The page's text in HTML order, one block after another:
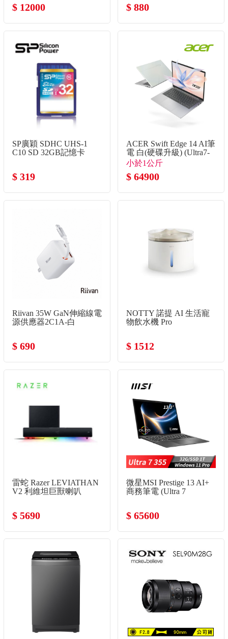
$ 12000
背板
$ 880
SP廣穎 SDHC UHS-1
C10 SD 32GB記憶卡
$ 319
ACER Swift Edge 14 AI筆
電 白(硬碟升級) (Ultra7-
355/32G/2TB SSD/W11)
小於1公斤
$ 64900
Riivan 35W GaN伸縮線電
源供應器2C1A-白
$ 690
NOTTY 諾提 AI 生活寵
物飲水機 Pro
$ 1512
雷蛇 Razer LEVIATHAN
V2 利維坦巨獸喇叭
$ 5690
微星MSI Prestige 13 AI+
商務筆電 (Ultra 7
$ 65600